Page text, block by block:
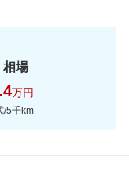
相場
万円
/5千km